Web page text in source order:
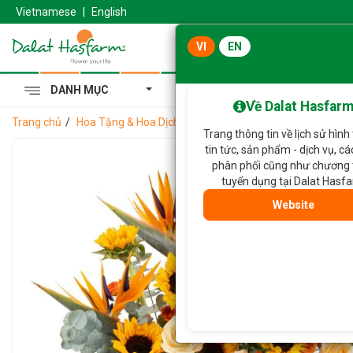
Vietnamese English
DANH MỤC
Trang chủ Hoa Tặng & Hoa Dịch Vụ
VI EN
Về Dalat Hasfarm
Trang thông tin về lịch sử hình
tin tức, sản phẩm - dịch vụ,
phân phối cũng như chương
tuyển dụng tại Dalat
Website